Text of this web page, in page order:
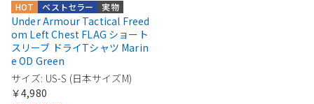
実物
ベストセラー
HOT
Under Armour Tactical Freed
om Left Chest FLAG ショート
スリーブ ドライTシャツ Marin
e OD Green
サイズ: US-S (日本サイズM)
￥4,980